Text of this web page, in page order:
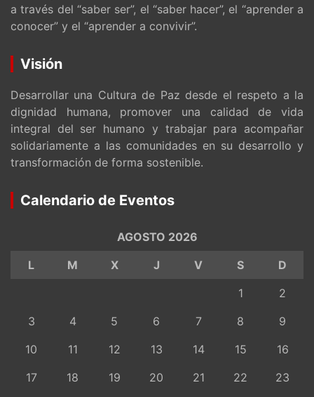
a través del “saber ser”, el “saber hacer”, el “aprender a
conocer” y el “aprender a convivir”.
Visión
Desarrollar una Cultura de Paz desde el respeto a la
dignidad humana, promover una calidad de vida
integral del ser humano y trabajar para acompañar
solidariamente a las comunidades en su desarrollo y
transformación de forma sostenible.
Calendario de Eventos
AGOSTO 2026
L
M X J V S
D
1
2
3
4 5 6 7 8
9
10
11 12 13 14 15
16
17
18 19 20 21 22 23